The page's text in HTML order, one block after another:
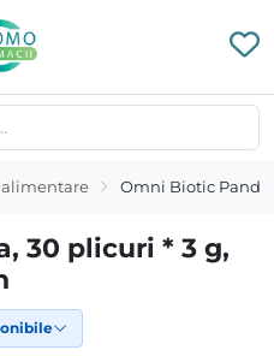
Omni Biotic
30 plicuri * 3 g,